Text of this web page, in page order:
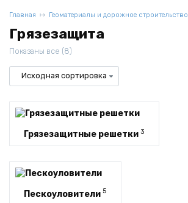
Главная Геоматериалы и дорожное строительство
Грязезащита
Показаны все (8)
Грязезащитные решетки 3
Пескоуловители 5